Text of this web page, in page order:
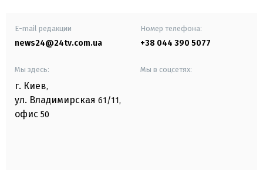
E-mail редакции
news24@24tv.com.ua
Номер телефона:
+38 044 390 5077
Мы здесь:
г. Киев,
ул. Владимирская 61/11,
офис 50
Мы в соцсетях: